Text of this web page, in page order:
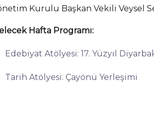
Kurulu Başkan Vekili Veysel
Hafta Programı:
Edebiyat Atölyesi: 17. Yüzyıl
Tarih Atölyesi: Çayönü Yerleşimi